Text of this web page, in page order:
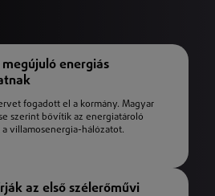
energiás
fogadott el a kormány. Magyar
szerint bővítik az energiatároló
a villamosenergia-hálózatot.
az első szélerőművi